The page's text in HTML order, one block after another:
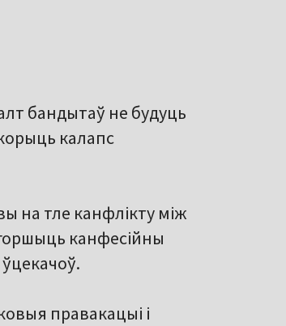
бандытаў не будуць
калапс
на тле канфлікту між
канфесійны
правакацыі і